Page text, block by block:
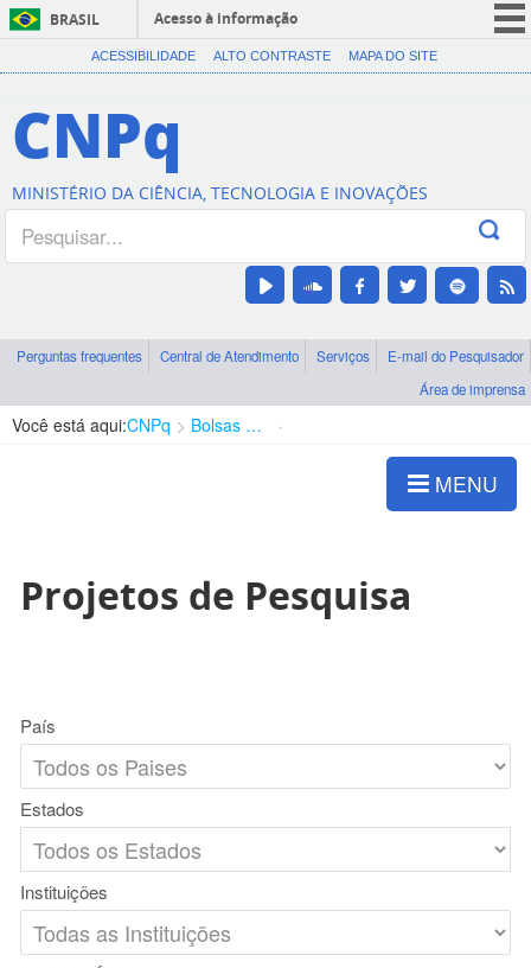
BRASIL
Acesso à informação
CORONAVÍRUS (COVID-19)
Canais
ACESSIBILIDADE ALTO CONTRASTE MAPA DO SITE
CNPq
MINISTÉRIO DA CIÊNCIA, TECNOLOGIA E INOVAÇÕES
Perguntas frequentes Central de Atendimento Serviços
E-mail do Pesquisador
Área de imprensa
Você está aqui:CNPq Bolsas e Auxílios Vigentes
MENU
Projetos de Pesquisa
País
Estados
Instituições